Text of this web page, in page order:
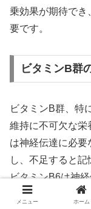
乗効果が期待で
要です。
ビタミンB群
ビタミンB群、特
維持に不可欠な栄
は神経伝達に必要
し、不足すると記
ビタミンB6は神
ン、ドーパミン
メニュー ホーム